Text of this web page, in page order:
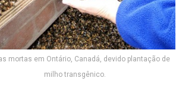
mortas em Ontário, Canadá, devido plantação de
milho transgênico.